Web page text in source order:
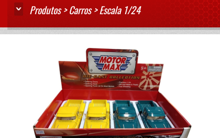
Produtos > Carros > Escala 1/24